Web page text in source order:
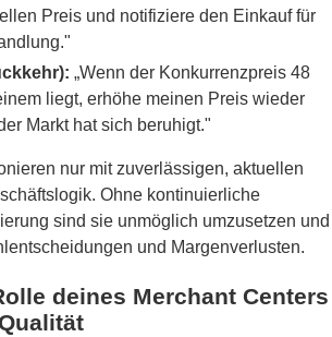
Preis und notifiziere den Einkauf für
„Wenn der Konkurrenzpreis 48
liegt, erhöhe meinen Preis wieder
Markt hat sich beruhigt."
nur mit zuverlässigen, aktuellen
Ohne kontinuierliche
sind sie unmöglich umzusetzen und
und Margenverlusten.
deines Merchant Centers